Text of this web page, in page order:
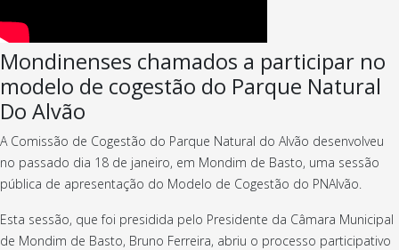
Mondinenses chamados a participar no
modelo de cogestão do Parque Natural
Do Alvão
A Comissão de Cogestão do Parque Natural do Alvão desenvolveu
no passado dia 18 de janeiro, em Mondim de Basto, uma sessão
pública de apresentação do Modelo de Cogestão do PNAlvão.
Esta sessão, que foi presidida pelo Presidente da Câmara Municipal
de Mondim de Basto, Bruno Ferreira, abriu o processo participativo